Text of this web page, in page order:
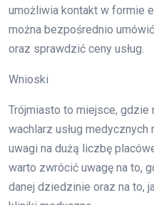
umożliwia kontakt w formie
można bezpośrednio
oraz sprawdzić ceny usług.
Wnioski
Trójmiasto to miejsce, gdzie
wachlarz usług
uwagi na dużą liczbę
warto zwrócić uwagę na to,
danej dziedzinie oraz na to,